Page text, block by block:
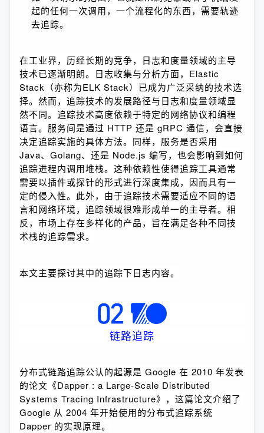
起的任何一次调用，一个流程化的东西，需要轨迹
去追踪。
在工业界，历经长期的竞争，日志和度量领域的主导
技术已逐渐明朗。日志收集与分析方面，Elastic
Stack（亦称为ELK Stack）已成为广泛采纳的技术选
择。然而，追踪技术的发展路径与日志和度量领域显
然不同。追踪技术高度依赖于特定的网络协议和编程
语言。服务间是通过 HTTP 还是 gRPC 通信，会直接
决定追踪实施的具体方法。同样，服务是否采用
Java、Golang、还是 Node.js 编写，也会影响到如何
追踪进程内调用堆栈。这种依赖性使得追踪工具通常
需要以插件或探针的形式进行深度集成，因而具有一
定的侵入性。此外，由于追踪技术需要适应不同的语
言和网络环境，追踪领域很难形成单一的主导者。相
反，市场上存在多样化的产品，旨在满足各种不同技
术栈的追踪需求。
本文主要探讨其中的追踪下日志内容。
链路追踪
分布式链路追踪公认的起源是 Google 在 2010 年发表
的论文《Dapper : a Large-Scale Distributed
Systems Tracing Infrastructure》，这篇论文介绍了
Google 从 2004 年开始使用的分布式追踪系统
Dapper 的实现原理。